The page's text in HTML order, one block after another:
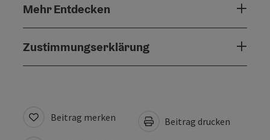
Mehr Entdecken
Zustimmungserklärung
Beitrag merken Beitrag drucken